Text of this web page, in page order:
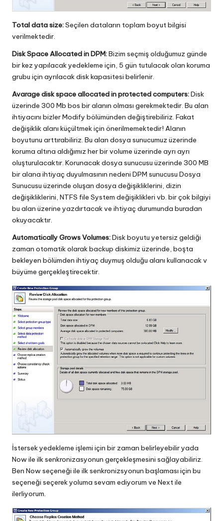
Total data size:Seçilen dataların toplam boyut bilgisi
verilmektedir.
Disk Space Allocated in DPM:Bizim seçmiş olduğumuz günde
bir kez yapılacak yedekleme için, 5 gün tutulacak olan koruma
grubu için ayrılacak disk kapasitesi belirlenir.
Avarage disk space allocated in protected computers:Disk
üzerinde 300 Mb bos bir alanın olması gerekmektedir. Bu alan
ihtiyacını bizler Modify bölümünden değiştirebiliriz. Fakat
değişiklik alanı küçültmek için önerilmemektedir! Alanın
boyutunu arttırabiliriz. Bu alan dosya sunucumuz üzerinde
koruma altına aldığımız her bir volume üzerinde ayrı ayrı
oluşturulacaktır. Korunacak dosya sunucusu üzerinde 300 MB
bir alana ihtiyaç duyulmasının nedeni DPM sunucusu Dosya
Sunucusu üzerinde oluşan dosya değişikliklerini, dizin
değişikliklerini, NTFS file System değişiklikleri vb. bir çok bilgiyi
bu alan üzerine yazdırtacak ve ihtiyaç durumunda buradan
okuyacaktır.
Automatically Grows Volumes:Disk boyutu yetersiz geldiği
zaman otomatik olarak backup diskimiz üzerinde, boşta
bekleyen bölümden ihtiyaç duymuş olduğu alanı kullanacak v
büyüme gerçekleştirecektir.
İstersek yedekleme işlemi için bir zaman belirleyebilir yada
Now ile ilk senkronizasyonun gerçekleşmesini sağlayabiliriz.
Ben Now seçeneği ile ilk senkronizsyonun başlaması için bu
seçeneği seçerek yoluma sevam ediyorum ve Next ile
ilerliyorum.